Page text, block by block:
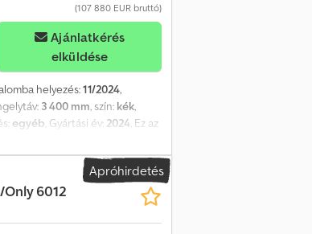
(107 880 EUR bruttó)
Ajánlatkérés
elküldése
helyezés:11/2024,
3 400 mm , szín: kék
egyéb , Gyártási év: 2024 , Ez az
valuta megadása esetén az
4x2, szimpla fülke,
tükör, tolatójelző,
Apróhirdetés
6012